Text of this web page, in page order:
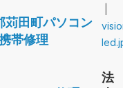
苅田町パソコン
帯修理
法